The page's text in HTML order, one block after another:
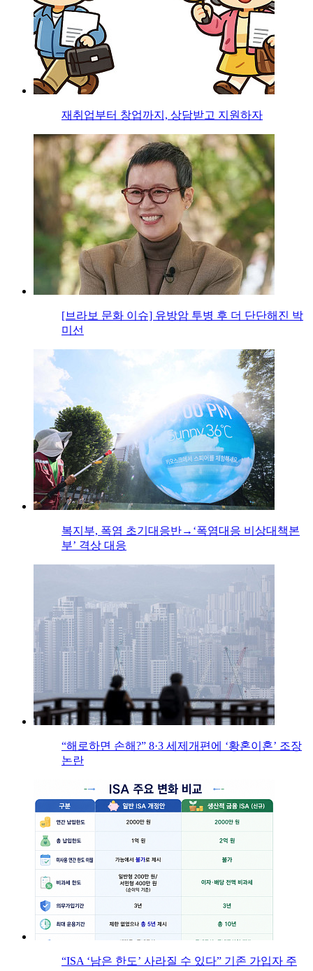
재취업부터 창업까지, 상담받고 지원하자
[브라보 문화 이슈] 유방암 투병 후 더 단단해진 박
미선
복지부, 폭염 초기대응반→‘폭염대응 비상대책본
부’ 격상 대응
“해로하면 손해?” 8·3 세제개편에 ‘황혼이혼’ 조장
논란
“ISA ‘남은 한도’ 사라질 수 있다” 기존 가입자 주